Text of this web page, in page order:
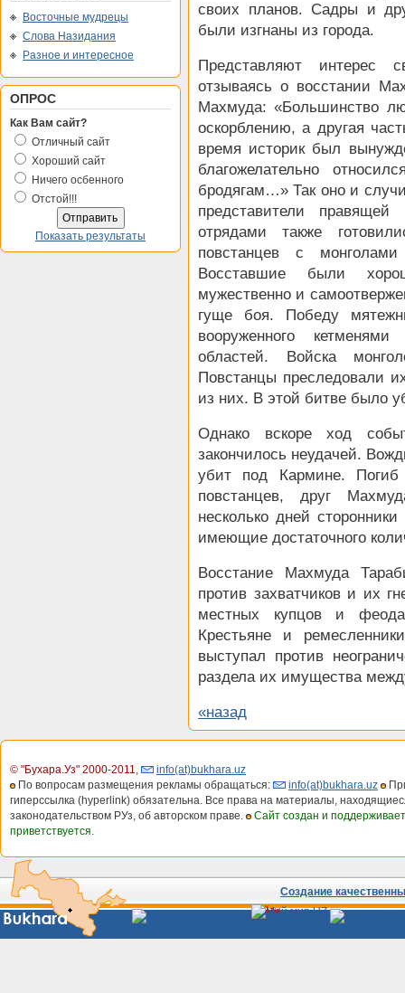
Восточные мудрецы
Слова Назидания
Разное и интересное
ОПРОС
Как Вам сайт?
Отличный сайт
Хороший сайт
Ничего осбенного
Отстой!!!
Показать результаты
своих планов. Садры и
были изгнаны из города.
Представляют интерес
отзываясь о восстании
Махмуда: «Большинство
оскорблению, а другая
время историк был
благожелательно
бродягам…» Так оно и
представители
отрядами также
повстанцев с
Восставшие были
мужественно и
гуще боя. Победу
вооруженного
областей. Войска
Повстанцы преследовали
из них. В этой битве было
Однако вскоре ход
закончилось неудачей.
убит под Кармине. Погиб
повстанцев, друг
несколько дней
имеющие достаточного
Восстание Махмуда
против захватчиков и их
местных купцов и
Крестьяне и
выступал против
раздела их имущества
«назад
© "Бухара.Уз" 2000-2011,
info(at)bukhara.uz
По вопросам размещения рекламы обращаться:
info(at)bukhara.uz
гиперссылка (hyperlink) обязательна. Все права на материалы,
законодательством РУз, об авторском праве.
Сайт создан и
приветствуется.
Создание
Сайты
Узбекистана